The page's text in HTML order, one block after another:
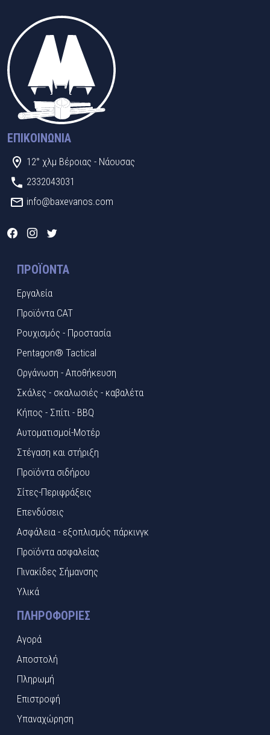
ΕΠΙΚΟΙΝΩΝΊΑ
12° χλμ Βέροιας - Νάουσας
2332043031
info@baxevanos.com
ΠΡΟΪΌΝΤΑ
Εργαλεία
Προϊόντα CAT
Ρουχισμός - Προστασία
Pentagon® Tactical
Οργάνωση - Αποθήκευση
Σκάλες - σκαλωσιές - καβαλέτα
Κήπος - Σπίτι - BBQ
Αυτοματισμοί-Μοτέρ
Στέγαση και στήριξη
Προϊόντα σιδήρου
Σίτες-Περιφράξεις
Επενδύσεις
Ασφάλεια - εξοπλισμός πάρκινγκ
Προϊόντα ασφαλείας
Πινακίδες Σήμανσης
Υλικά
ΠΛΗΡΟΦΟΡΊΕΣ
Αγορά
Αποστολή
Πληρωμή
Επιστροφή
Υπαναχώρηση